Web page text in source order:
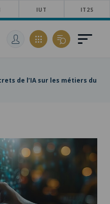
IUT IT2S
de l’IA sur les métiers du